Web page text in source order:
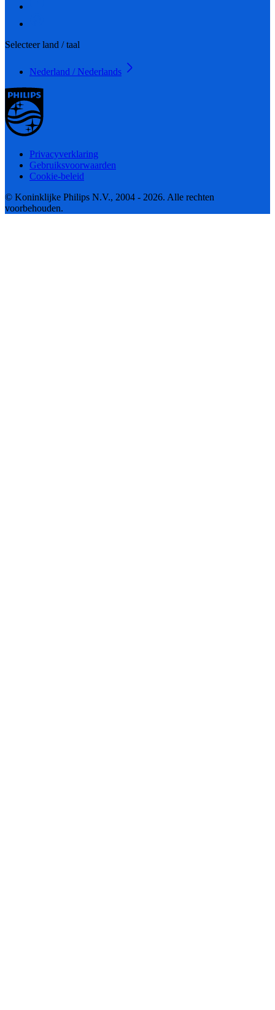
Selecteer land / taal
Nederland / Nederlands
Privacyverklaring
Gebruiksvoorwaarden
Cookie-beleid
© Koninklijke Philips N.V., 2004 - 2026. Alle rechten
voorbehouden.